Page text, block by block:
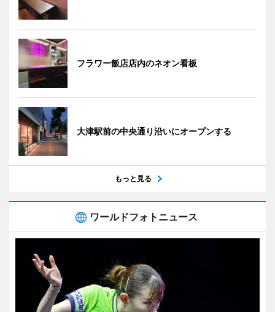
フラワー飯店店内のネオン看板
大津駅前の中央通り沿いにオープンする
もっと見る
ワールドフォトニュース